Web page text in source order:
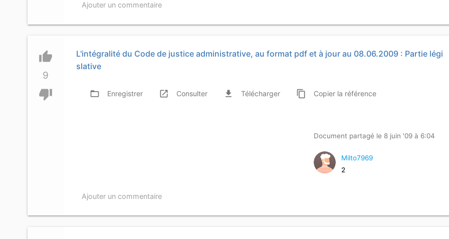
Ajouter un commentaire
thumb_up
9
thumb_down
L'intégralité du Code de justice administrative, au format pdf et à jour au 08.06.2009 : Partie légi
slative
folder_open Enregistrer launch Consulter file_download Télécharger content_copy Copierla référence
Document partagé le 8 juin '09 à 6:04
Milto7969
2
Ajouter un commentaire